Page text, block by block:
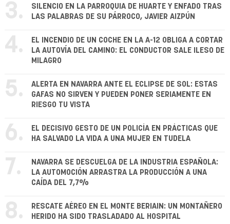
3.
SILENCIO EN LA PARROQUIA DE HUARTE Y ENFADO TRAS
LAS PALABRAS DE SU PÁRROCO, JAVIER AIZPÚN
4.
EL INCENDIO DE UN COCHE EN LA A-12 OBLIGA A CORTAR
LA AUTOVÍA DEL CAMINO: EL CONDUCTOR SALE ILESO DE
MILAGRO
5.
ALERTA EN NAVARRA ANTE EL ECLIPSE DE SOL: ESTAS
GAFAS NO SIRVEN Y PUEDEN PONER SERIAMENTE EN
RIESGO TU VISTA
6.
EL DECISIVO GESTO DE UN POLICÍA EN PRÁCTICAS QUE
HA SALVADO LA VIDA A UNA MUJER EN TUDELA
7.
NAVARRA SE DESCUELGA DE LA INDUSTRIA ESPAÑOLA:
LA AUTOMOCIÓN ARRASTRA LA PRODUCCIÓN A UNA
CAÍDA DEL 7,7%
8.
RESCATE AÉREO EN EL MONTE BERIAIN: UN MONTAÑERO
HERIDO HA SIDO TRASLADADO AL HOSPITAL